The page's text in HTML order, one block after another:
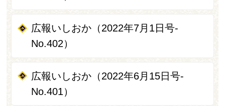
広報いしおか（2022年7月1日号-
No.402）
広報いしおか（2022年6月15日号-
No.401）